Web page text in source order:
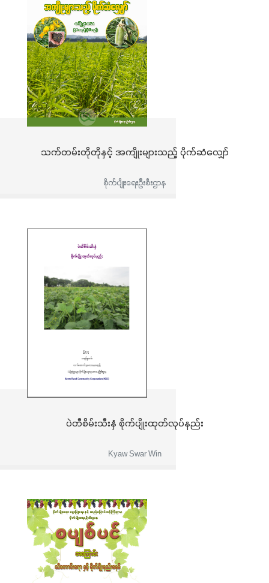
သက်တမ်းတိုတိုနှင့် အကျိုးများသည့် ပိုက်ဆံလျှော်
စိုက်ပျိုးရေးဦးစီးဌာန
ပဲတီစိမ်းသီးနှံ စိုက်ပျိုးထုတ်လုပ်နည်း
Kyaw Swar Win